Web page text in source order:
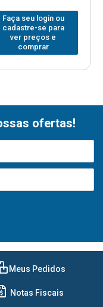
Faça seu login ou
cadastre-se para
ver preços e
comprar
ofertas!
Meus Pedidos
Notas Fiscais